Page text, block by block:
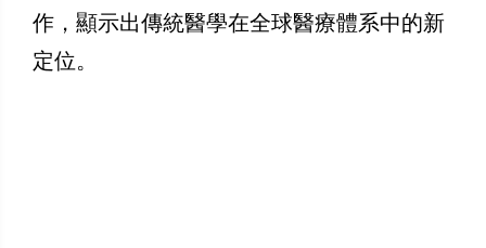
作，顯示出傳統醫學在全球醫療體系中的新
定位。